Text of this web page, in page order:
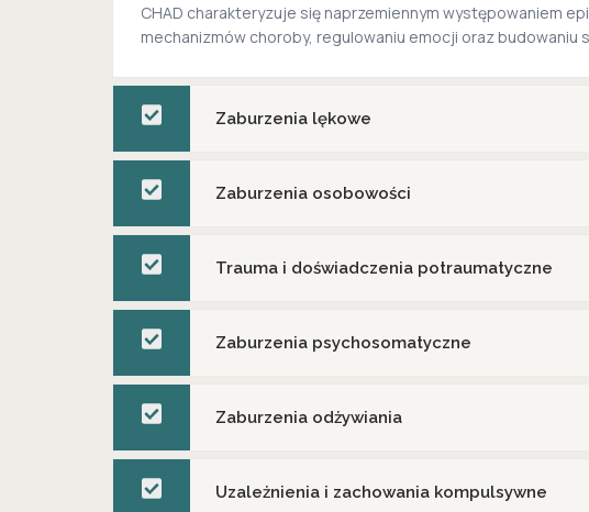
CHAD charakteryzuje się naprzemiennym występowaniem
mechanizmów choroby, regulowaniu emocji oraz budowaniu
Zaburzenia lękowe
Zaburzenia osobowości
Trauma i doświadczenia potraumatyczne
Zaburzenia psychosomatyczne
Zaburzenia odżywiania
Uzależnienia i zachowania kompulsywne